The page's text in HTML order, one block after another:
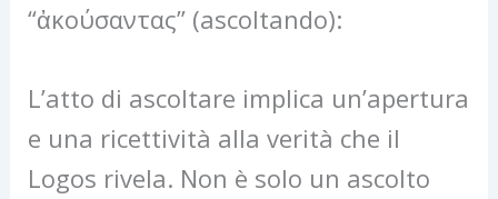
“ἀκούσαντας” (ascoltando):
L’atto di ascoltare implica un’apertura
e una ricettività alla verità che il
Logos rivela. Non è solo un ascolto